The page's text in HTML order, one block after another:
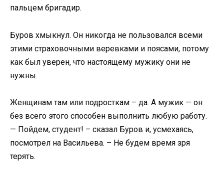
пальцем бригадир.
Буров хмыкнул. Он никогда не пользовался всеми
этими страховочными веревками и поясами, потому
как был уверен, что настоящему мужику они не
нужны.
Женщинам там или подросткам – да. А мужик — он
без всего этого способен выполнить любую работу.
— Пойдем, студент! – сказал Буров и, усмехаясь,
посмотрел на Васильева. – Не будем время зря
терять.